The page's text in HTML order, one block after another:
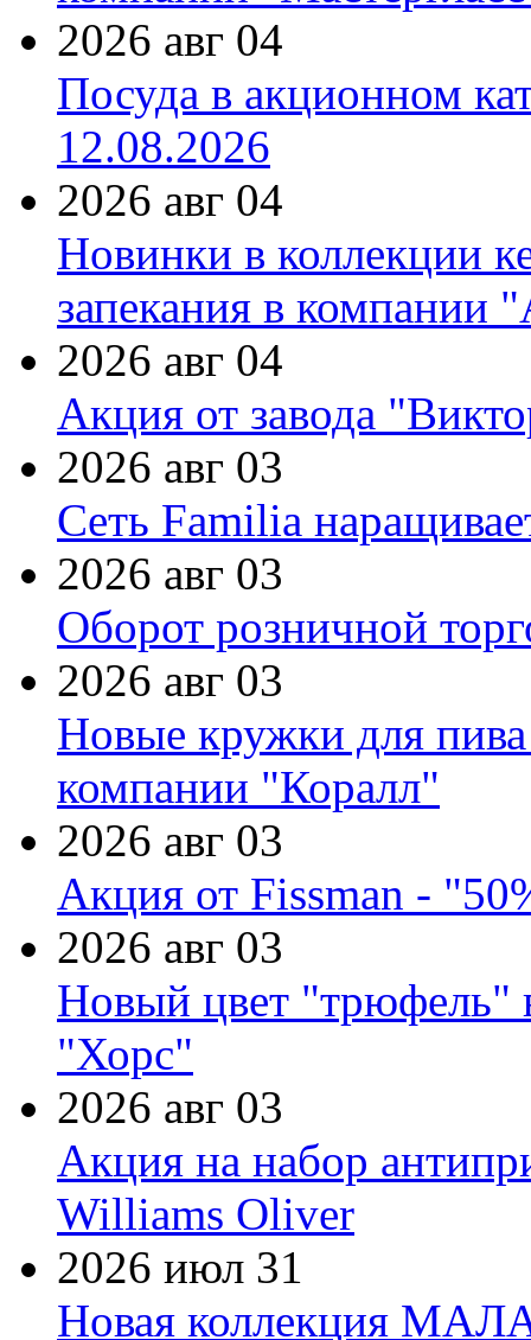
2026 авг 04
Посуда в акционном
12.08.2026
2026 авг 04
Новинки в коллекции
запекания в компании
2026 авг 04
Акция от завода
2026 авг 03
Сеть Familia
2026 авг 03
Оборот розничной
2026 авг 03
Новые кружки для
компании "Коралл"
2026 авг 03
Акция от Fissman -
2026 авг 03
Новый цвет "трюфель"
"Хорс"
2026 авг 03
Акция на набор
Williams Oliver
2026 июл 31
Новая коллекция